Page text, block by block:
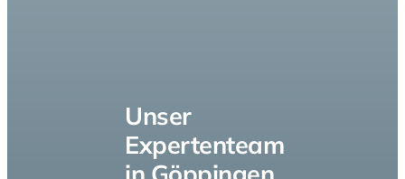
Unser
Expertenteam